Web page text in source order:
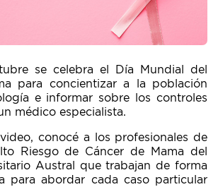
se celebra el Día Mundial del
para concientizar a la población
e informar sobre los controles
médico especialista.
conocé a los profesionales de
Riesgo de Cáncer de Mama del
Austral que trabajan de forma
para abordar cada caso particular